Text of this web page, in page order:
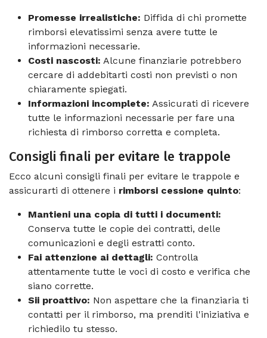
Promesse irrealistiche: Diffida di chi promette
rimborsi elevatissimi senza avere tutte le
informazioni necessarie.
Costi nascosti: Alcune finanziarie potrebbero
cercare di addebitarti costi non previsti o non
chiaramente spiegati.
Informazioni incomplete: Assicurati di ricevere
tutte le informazioni necessarie per fare una
richiesta di rimborso corretta e completa.
Consigli finali per evitare le trappole
Ecco alcuni consigli finali per evitare le trappole e
assicurarti di ottenere i rimborsi cessione quinto:
Mantieni una copia di tutti i documenti:
Conserva tutte le copie dei contratti, delle
comunicazioni e degli estratti conto.
Fai attenzione ai dettagli: Controlla
attentamente tutte le voci di costo e verifica che
siano corrette.
Sii proattivo: Non aspettare che la finanziaria ti
contatti per il rimborso, ma prenditi l'iniziativa e
richiedilo tu stesso.